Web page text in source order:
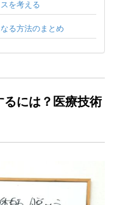
を考える
る方法のまとめ
には？医療技術